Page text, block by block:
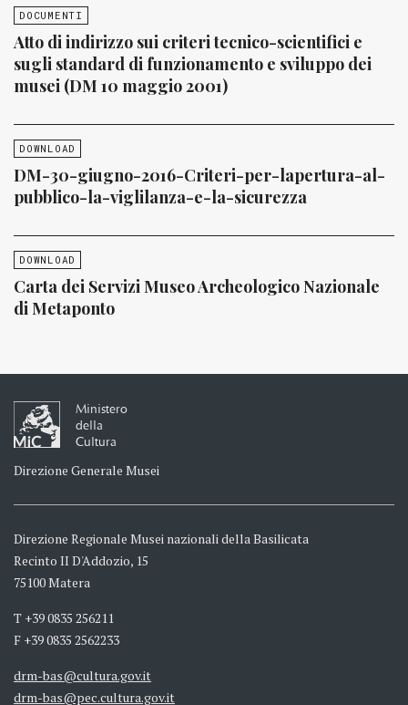
DOCUMENTI
Atto di indirizzo sui criteri tecnico-scientifici e
sugli standard di funzionamento e sviluppo dei
musei (DM 10 maggio 2001)
DOWNLOAD
DM-30-giugno-2016-Criteri-per-lapertura-al-
pubblico-la-viglilanza-e-la-sicurezza
DOWNLOAD
Carta dei Servizi Museo Archeologico Nazionale
di Metaponto
Ministero
della
Cultura
Direzione Generale Musei
Direzione Regionale Musei nazionali della Basilicata
Recinto II D'Addozio, 15
75100 Matera
T +39 0835 256211
F +39 0835 2562233
drm-bas@cultura.gov.it
drm-bas@pec.cultura.gov.it